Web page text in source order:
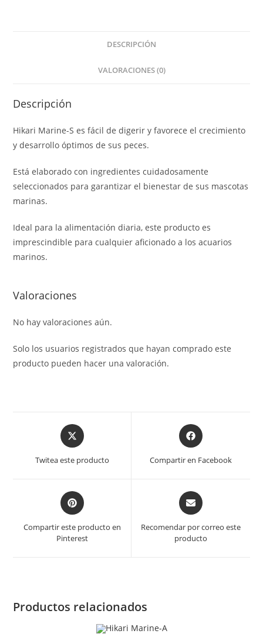
DESCRIPCIÓN
VALORACIONES (0)
Descripción
Hikari Marine-S es fácil de digerir y favorece el crecimiento
y desarrollo óptimos de sus peces.
Está elaborado con ingredientes cuidadosamente
seleccionados para garantizar el bienestar de sus mascotas
marinas.
Ideal para la alimentación diaria, este producto es
imprescindible para cualquier aficionado a los acuarios
marinos.
Valoraciones
No hay valoraciones aún.
Solo los usuarios registrados que hayan comprado este
producto pueden hacer una valoración.
Opens
in
new
Twitea este producto
Opens
in
new
Compartir en Facebook
Opens
in
new
Compartir este producto en
Pinterest
Opens
in
new
Recomendar por correo este
producto
Productos relacionados